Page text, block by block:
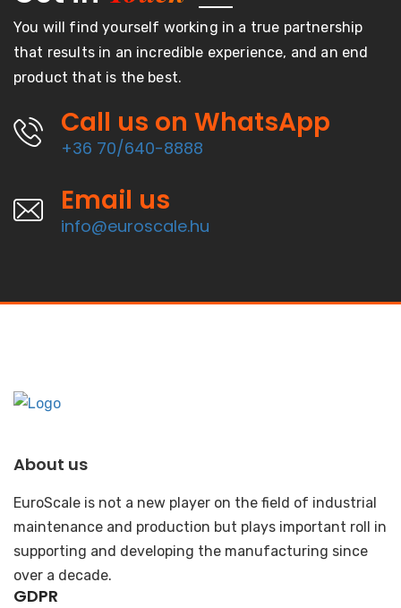
You will find yourself working in a true partnership
that results in an incredible experience, and an end
product that is the best.
Call us on WhatsApp
+36 70/640-8888
Email us
info@euroscale.hu
About us
EuroScale is not a new player on the field of industrial
maintenance and production but plays important roll in
supporting and developing the manufacturing since
over a decade.
GDPR